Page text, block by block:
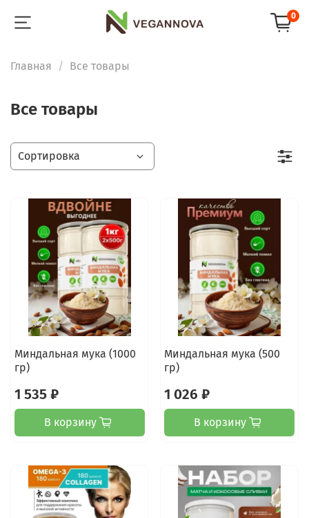
0
Главная Все товары
Все товары
Миндальная мука (1000
гр)
1 535 ₽
В корзину
Миндальная мука (500
гр)
1 026 ₽
В корзину